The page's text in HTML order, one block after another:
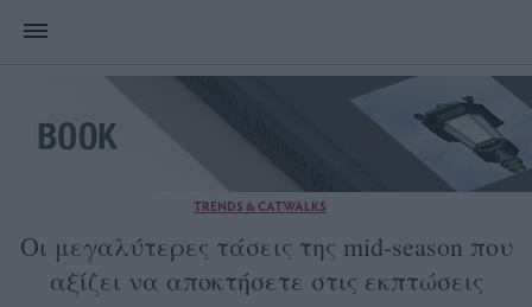
TRENDS & CATWALKS
Οι μεγαλύτερες τάσεις της mid-season που
αξίζει να αποκτήσετε στις εκπτώσεις